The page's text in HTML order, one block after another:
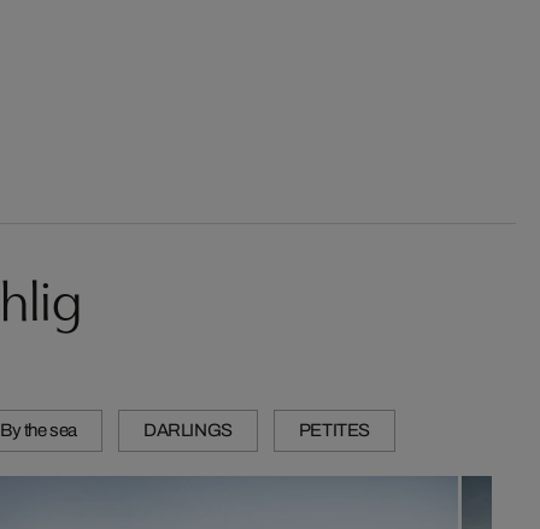
the sea DARLINGS PETITES